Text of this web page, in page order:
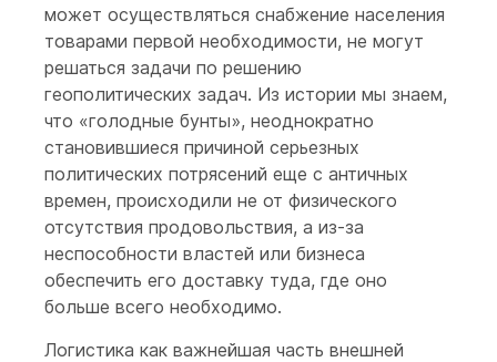
может осуществляться снабжение населения
товарами первой необходимости, не могут
решаться задачи по решению
геополитических задач. Из истории мы знаем,
что «голодные бунты», неоднократно
становившиеся причиной серьезных
политических потрясений еще с античных
времен, происходили не от физического
отсутствия продовольствия, а из-за
неспособности властей или бизнеса
обеспечить его доставку туда, где оно
больше всего необходимо.
Логистика как важнейшая часть внешней